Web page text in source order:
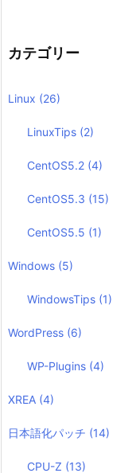
カテゴリー
Linux (26)
LinuxTips (2)
CentOS5.2 (4)
CentOS5.3 (15)
CentOS5.5 (1)
Windows (5)
WindowsTips (1)
WordPress (6)
WP-Plugins (4)
XREA (4)
日本語化パッチ (14)
CPU-Z (13)